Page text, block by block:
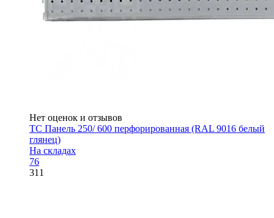
Нет оценок и отзывов
ТС Панель 250/ 600 перфорированная (RAL 9016 белый
глянец)
На складах
76
311